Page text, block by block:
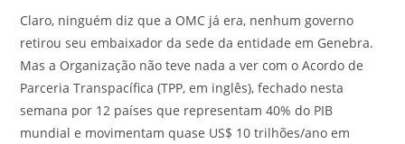
Claro, ninguém diz que a OMC já era, nenhum governo
retirou seu embaixador da sede da entidade em Genebra.
Mas a Organização não teve nada a ver com o Acordo de
Parceria Transpacífica (TPP, em inglês), fechado nesta
semana por 12 países que representam 40% do PIB
mundial e movimentam quase US$ 10 trilhões/ano em